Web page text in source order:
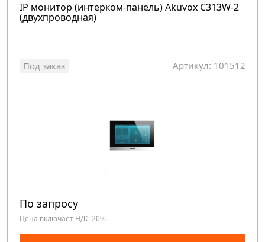
IP монитор (интерком-панель) Akuvox C313W-2
(двухпроводная)
Под заказ Артикул: 101512
По запросу
Цена включает НДС 20%